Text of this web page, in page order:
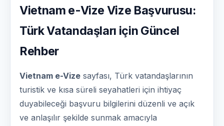
Vietnam e-Vize Vize Başvurusu:
Türk Vatandaşları için Güncel
Rehber
Vietnam e-Vize sayfası, Türk vatandaşlarının
turistik ve kısa süreli seyahatleri için ihtiyaç
duyabileceği başvuru bilgilerini düzenli ve açık
ve anlaşılır şekilde sunmak amacıyla